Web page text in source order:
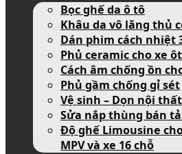
Bọc ghế da ô tô
Khâu da vô lăng thủ
Dán phim cách nhiệt
Phủ ceramic cho xe
Cách âm chống ồn
Phủ gầm chống gỉ sét
Vệ sinh – Dọn nội
Sửa nắp thùng bán
Độ ghế Limousine
MPV và xe 16 chỗ